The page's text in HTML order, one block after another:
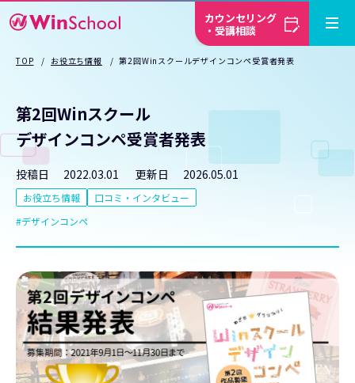
カウンセリング
・受講相談
TOP お役立ち情報 第2回Winスクールデザインコンペ受賞者発表
第2回Winスクール
デザインコンペ受賞者発表
投稿日 2022.03.01 更新日 2026.05.01
お役立ち情報
口コミ・インタビュー
デザインコンペ